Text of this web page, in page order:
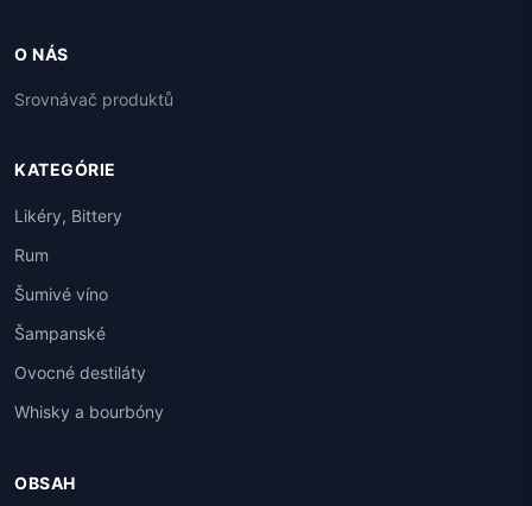
O NÁS
Srovnávač produktů
KATEGÓRIE
Likéry, Bittery
Rum
Šumivé víno
Šampanské
Ovocné destiláty
Whisky a bourbóny
OBSAH